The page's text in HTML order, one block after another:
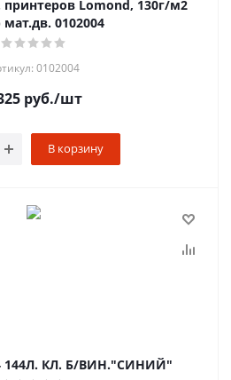
принтеров Lomond, 130г/м2
мат.дв. 0102004
0102004
руб./шт
В корзину
144Л. КЛ. Б/ВИН."СИНИЙ"